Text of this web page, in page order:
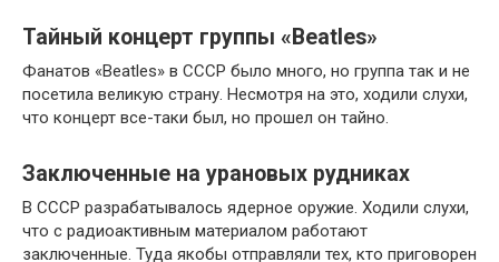
Тайный концерт группы «Beatles»
Фанатов «Beatles» в СССР было много, но группа так и не
посетила великую страну. Несмотря на это, ходили слухи,
что концерт все-таки был, но прошел он тайно.
Заключенные на урановых рудниках
В СССР разрабатывалось ядерное оружие. Ходили слухи,
что с радиоактивным материалом работают
заключенные. Туда якобы отправляли тех, кто приговорен